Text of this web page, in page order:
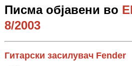
Писма објавени во
8/2003
Гитарски засилувач Fender